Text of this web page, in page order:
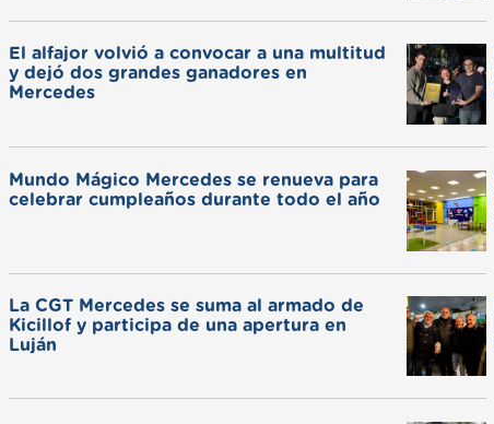
El alfajor volvió a convocar a una multitud
y dejó dos grandes ganadores en
Mercedes
Mundo Mágico Mercedes se renueva para
celebrar cumpleaños durante todo el año
La CGT Mercedes se suma al armado de
Kicillof y participa de una apertura en
Luján